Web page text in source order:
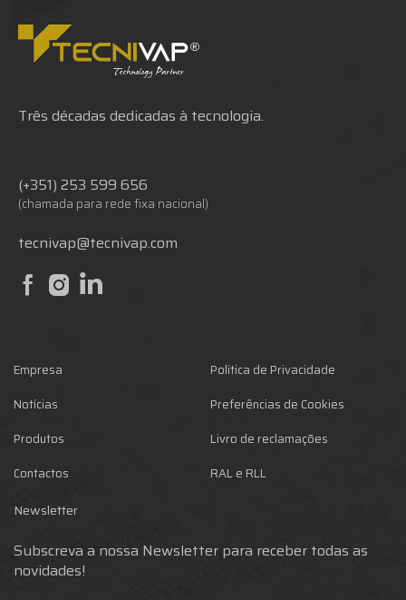
Três décadas dedicadas à tecnologia.
(+351) 253 599 656
(chamada para rede fixa nacional)
tecnivap@tecnivap.com
Empresa
Notícias
Produtos
Contactos
Política de Privacidade
Preferências de Cookies
Livro de reclamações
RAL e RLL
Newsletter
Subscreva a nossa Newsletter para receber todas as
novidades!